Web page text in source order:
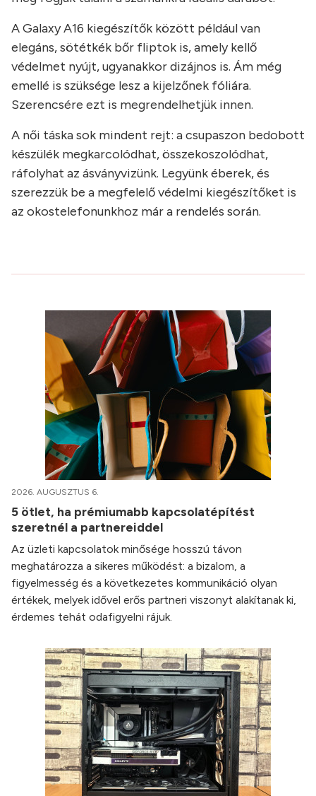
A Galaxy A16 kiegészítők között például van
elegáns, sötétkék bőr fliptok is, amely kellő
védelmet nyújt, ugyanakkor dizájnos is. Ám még
emellé is szüksége lesz a kijelzőnek fóliára.
Szerencsére ezt is megrendelhetjük innen.
A női táska sok mindent rejt: a csupaszon bedobott
készülék megkarcolódhat, összekoszolódhat,
ráfolyhat az ásványvizünk. Legyünk éberek, és
szerezzük be a megfelelő védelmi kiegészítőket is
az okostelefonunkhoz már a rendelés során.
2026. AUGUSZTUS 6.
5 ötlet, ha prémiumabb kapcsolatépítést
szeretnél a partnereiddel
Az üzleti kapcsolatok minősége hosszú távon
meghatározza a sikeres működést: a bizalom, a
figyelmesség és a következetes kommunikáció olyan
értékek, melyek idővel erős partneri viszonyt alakítanak ki,
érdemes tehát odafigyelni rájuk.